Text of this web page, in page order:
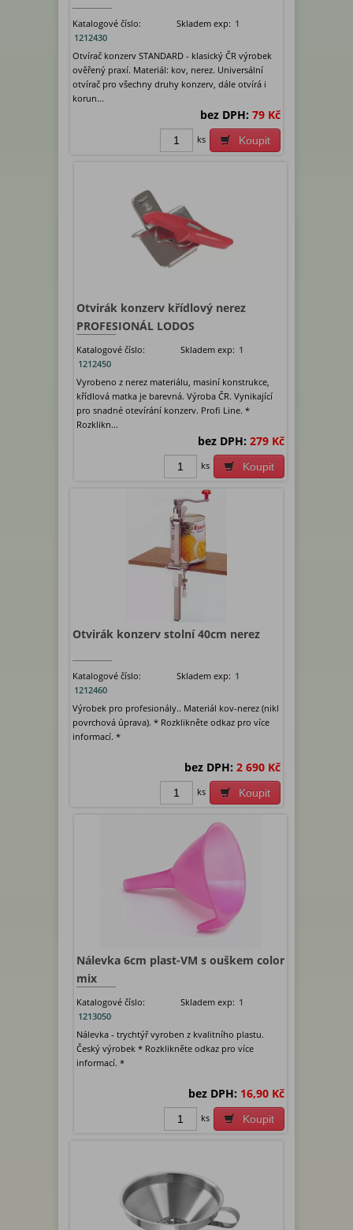
Katalogové číslo:
1212430
Skladem exp: 1
Otvírač konzerv STANDARD - klasický ČR výrobek
ověřený praxí. Materiál: kov, nerez. Universální
otvírač pro všechny druhy konzerv, dále otvírá i
korun...
bez DPH: 79 Kč
Koupit
ks
Otvirák konzerv křídlový nerez
PROFESIONÁL LODOS
Katalogové číslo:
1212450
Skladem exp: 1
Vyrobeno z nerez materiálu, masiní konstrukce,
křídlová matka je barevná. Výroba ČR. Vynikající
pro snadné otevírání konzerv. Profi Line. *
Rozklikn...
bez DPH: 279 Kč
Koupit
ks
Otvirák konzerv stolní 40cm nerez
Katalogové číslo:
1212460
Skladem exp: 1
Výrobek pro profesionály.. Materiál kov-nerez (nikl
povrchová úprava). * Rozklikněte odkaz pro více
informací. *
bez DPH: 2 690 Kč
Koupit
ks
Nálevka 6cm plast-VM s ouškem color
mix
Katalogové číslo:
1213050
Skladem exp: 1
Nálevka - trychtýř vyroben z kvalitního plastu.
Český výrobek * Rozklikněte odkaz pro více
informací. *
bez DPH: 16,90 Kč
Koupit
ks